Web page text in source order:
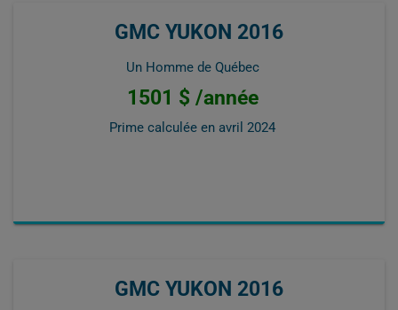
GMC YUKON 2016
Un Homme de Québec
1501 $ /année
Prime calculée en avril 2024
GMC YUKON 2016